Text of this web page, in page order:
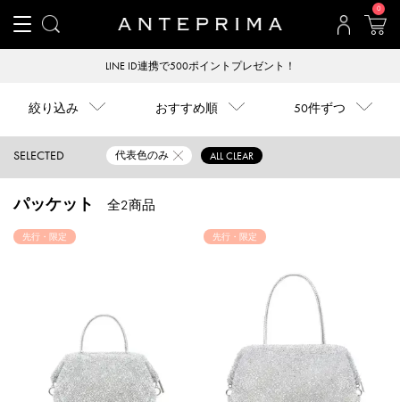
0
LINE ID連携で500ポイントプレゼント！
絞り込み おすすめ順 50件ずつ
SELECTED 代表色のみ ALL CLEAR
パッケット 全2商品
先行・限定 先行・限定